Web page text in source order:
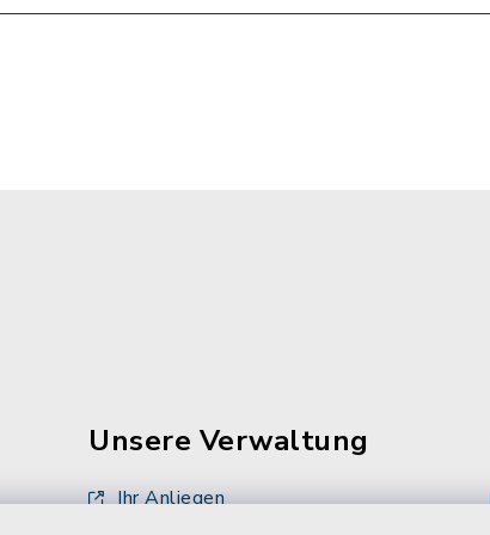
Unsere Verwaltung
Ihr Anliegen